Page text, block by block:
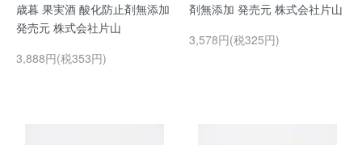
歳暮 果実酒 酸化防止剤無添加
発売元 株式会社片山
3,888円(税353円)
剤無添加 発売元 株式会社片山
3,578円(税325円)